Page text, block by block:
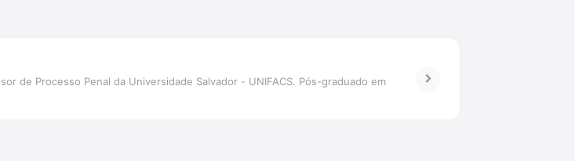
de Processo Penal da Universidade Salvador - UNIFACS. Pós-graduado em